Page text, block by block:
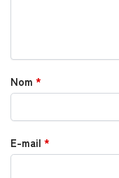
Nom *
E-mail *